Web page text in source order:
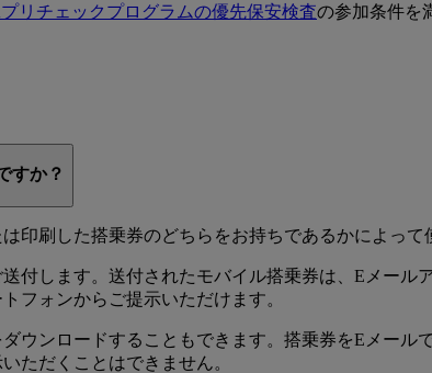
リチェックプログラムの優先保安検査の参加条件を
すか？
印刷した搭乗券のどちらをお持ちであるかによって
付します。送付されたモバイル搭乗券は、Eメール
フォンからご提示いただけます。
ウンロードすることもできます。搭乗券をEメール
ただくことはできません。